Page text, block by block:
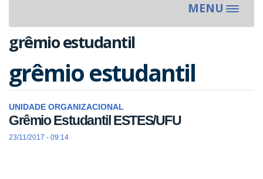
MENU
Toggle
grêmio estudantil
grêmio estudantil
UNIDADE ORGANIZACIONAL
Grêmio Estudantil ESTES/UFU
23/11/2017 - 09:14